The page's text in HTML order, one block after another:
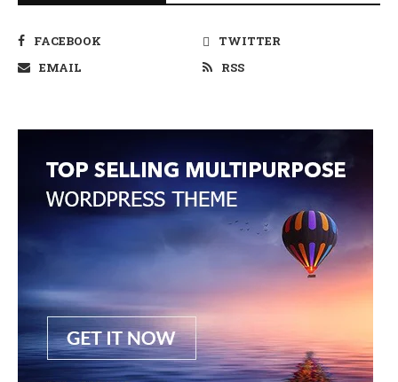
FACEBOOK
TWITTER
EMAIL
RSS